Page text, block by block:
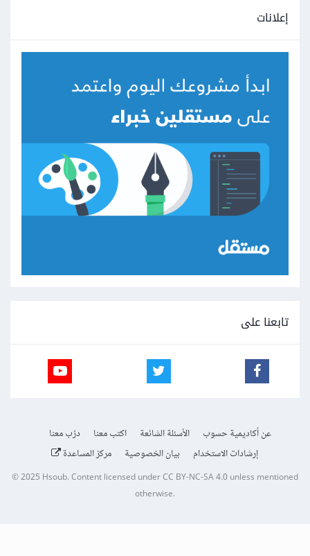
إعلانات
تابعنا على
عن أكاديمية حسوب الأسئلة الشائعة اكتب معنا
درّب معنا
إرشادات الاستخدام
بيان الخصوصية مركز المساعدة
© 2025 Hsoub.Content licensed underCC BY-NC-SA 4.0unless mentioned
otherwise.